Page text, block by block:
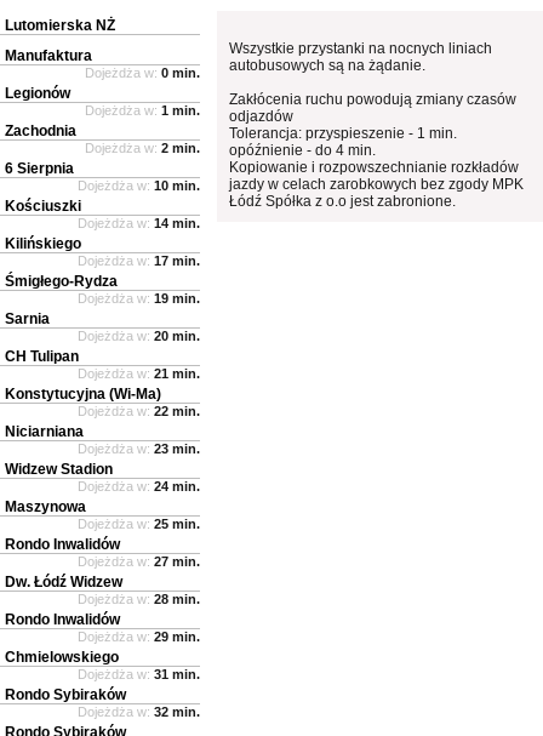
Wszystkie przystanki na nocnych liniach
autobusowych są na żądanie.
Zakłócenia ruchu powodują zmiany czasów
odjazdów
Tolerancja: przyspieszenie - 1 min.
opóźnienie - do 4 min.
Kopiowanie i rozpowszechnianie rozkładów
jazdy w celach zarobkowych bez zgody MPK
Łódź Spółka z o.o jest zabronione.
Lutomierska NŻ
Manufaktura
Dojeżdża w: 0 min.
Legionów
Dojeżdża w: 1 min.
Zachodnia
Dojeżdża w: 2 min.
6 Sierpnia
Dojeżdża w: 10 min.
Kościuszki
Dojeżdża w: 14 min.
Kilińskiego
Dojeżdża w: 17 min.
Śmigłego-Rydza
Dojeżdża w: 19 min.
Sarnia
Dojeżdża w: 20 min.
CH Tulipan
Dojeżdża w: 21 min.
Konstytucyjna (Wi-Ma)
Dojeżdża w: 22 min.
Niciarniana
Dojeżdża w: 23 min.
Widzew Stadion
Dojeżdża w: 24 min.
Maszynowa
Dojeżdża w: 25 min.
Rondo Inwalidów
Dojeżdża w: 27 min.
Dw. Łódź Widzew
Dojeżdża w: 28 min.
Rondo Inwalidów
Dojeżdża w: 29 min.
Chmielowskiego
Dojeżdża w: 31 min.
Rondo Sybiraków
Dojeżdża w: 32 min.
Rondo Sybiraków